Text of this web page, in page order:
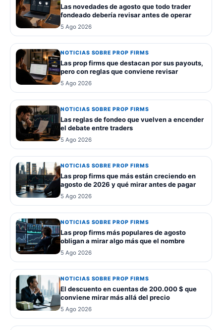
Las novedades de agosto que todo trader
fondeado debería revisar antes de operar
5 Ago 2026
NOTICIAS SOBRE PROP FIRMS
Las prop firms que destacan por sus payouts,
pero con reglas que conviene revisar
5 Ago 2026
NOTICIAS SOBRE PROP FIRMS
Las reglas de fondeo que vuelven a encender
el debate entre traders
5 Ago 2026
NOTICIAS SOBRE PROP FIRMS
Las prop firms que más están creciendo en
agosto de 2026 y qué mirar antes de pagar
5 Ago 2026
NOTICIAS SOBRE PROP FIRMS
Las prop firms más populares de agosto
obligan a mirar algo más que el nombre
5 Ago 2026
NOTICIAS SOBRE PROP FIRMS
El descuento en cuentas de 200.000 $ que
conviene mirar más allá del precio
5 Ago 2026